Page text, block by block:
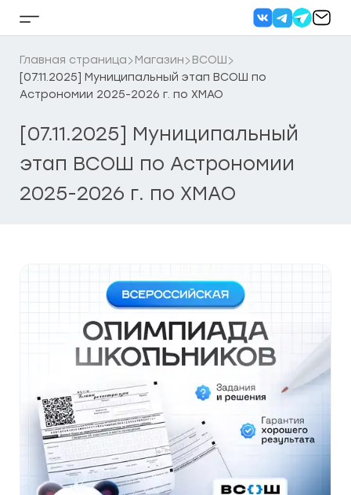
Кнопка
бокового
меню
Главная страница Магазин
ВСОШ
[07.11.2025] Муниципальный этап ВСОШ по
Астрономии 2025-2026 г. по ХМАО
[07.11.2025] Муниципальный
этап ВСОШ по Астрономии
2025-2026 г. по ХМАО